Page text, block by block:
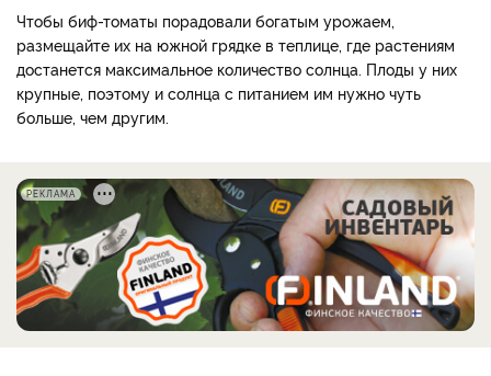
Чтобы биф-томаты порадовали богатым урожаем,
размещайте их на южной грядке в теплице, где растениям
достанется максимальное количество солнца. Плоды у них
крупные, поэтому и солнца с питанием им нужно чуть
больше, чем другим.
РЕКЛАМА